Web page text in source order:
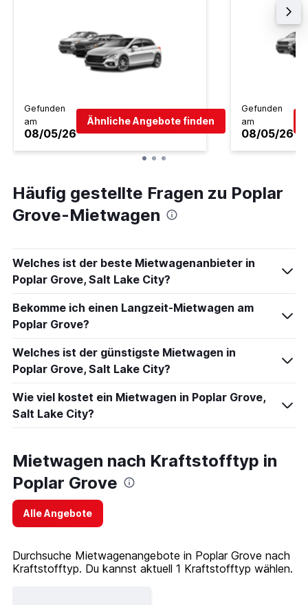
Gefunden
am
08/05/26
Ähnliche Angebote finden
Gefunden
am
08/05/26
Häufig gestellte Fragen zu Poplar
Grove-Mietwagen
Welches ist der beste Mietwagenanbieter in
Poplar Grove, Salt Lake City?
Bekomme ich einen Langzeit-Mietwagen am
Poplar Grove?
Welches ist der günstigste Mietwagen in
Poplar Grove, Salt Lake City?
Wie viel kostet ein Mietwagen in Poplar Grove,
Salt Lake City?
Mietwagen nach Kraftstofftyp in
Poplar Grove
Alle Angebote
Durchsuche Mietwagenangebote in Poplar Grove nach
Kraftstofftyp. Du kannst aktuell 1 Kraftstofftyp wählen.